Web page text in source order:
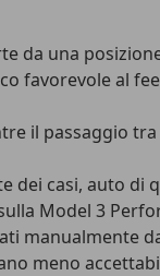
da una
favorevole al
il passaggio
dei casi, auto di
Model 3
manualmente
meno